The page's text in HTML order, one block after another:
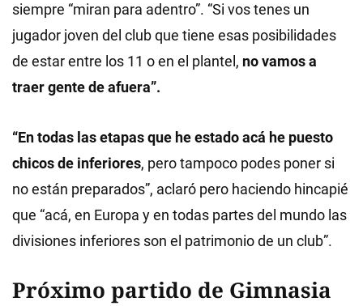
siempre “miran para adentro”. “Si vos tenes un
jugador joven del club que tiene esas posibilidades
de estar entre los 11 o en el plantel, no vamos a
traer gente de afuera”.
“En todas las etapas que he estado acá he puesto
chicos de inferiores, pero tampoco podes poner si
no están preparados”, aclaró pero haciendo hincapié
que “acá, en Europa y en todas partes del mundo las
divisiones inferiores son el patrimonio de un club”.
Próximo partido de Gimnasia